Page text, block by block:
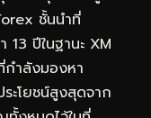
ชั้นนำที่
13 ปีในฐานะ XM
กำลังมองหา
ะโยชน์สูงสุดจาก